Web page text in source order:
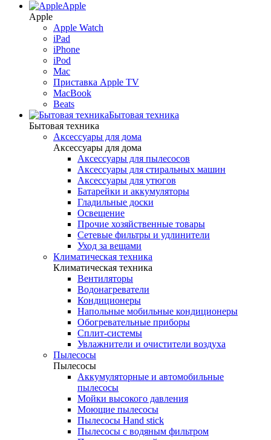
Apple
Apple
Apple Watch
iPad
iPhone
iPod
Mac
Приставка Apple TV
MacBook
Beats
Бытовая техника
Бытовая техника
Аксессуары для дома
Аксессуары для дома
Аксессуары для пылесосов
Аксессуары для стиральных машин
Аксессуары для утюгов
Батарейки и аккумуляторы
Гладильные доски
Освещение
Прочие хозяйственные товары
Сетевые фильтры и удлинители
Уход за вещами
Климатическая техника
Климатическая техника
Вентиляторы
Водонагреватели
Кондиционеры
Напольные мобильные кондиционеры
Обогревательные приборы
Сплит-системы
Увлажнители и очистители воздуха
Пылесосы
Пылесосы
Аккумуляторные и автомобильные
пылесосы
Мойки высокого давления
Моющие пылесосы
Пылесосы Hand stick
Пылесосы с водяным фильтром